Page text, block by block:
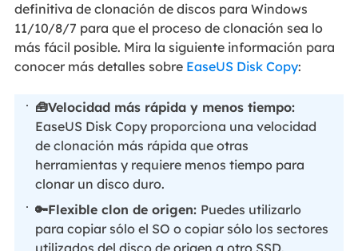
definitiva de clonación de discos para Windows
11/10/8/7 para que el proceso de clonación sea lo
más fácil posible. Mira la siguiente información para
conocer más detalles sobre EaseUS Disk Copy:
🧰Velocidad más rápida y menos tiempo:
EaseUS Disk Copy proporciona una velocidad
de clonación más rápida que otras
herramientas y requiere menos tiempo para
clonar un disco duro.
🔑Flexible clon de origen: Puedes utilizarlo
para copiar sólo el SO o copiar sólo los sectores
utilizados del disco de origen a otro SSD.